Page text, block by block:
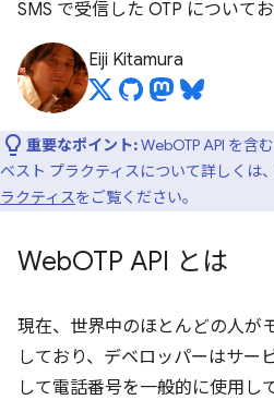
SMS で受信した OTP について
Eiji Kitamura
重要なポイント:WebOTP API を含
ベスト プラクティスについて詳しくは、
ラクティスをご覧ください。
WebOTP API とは
現在、世界中のほとんどの人が
しており、デベロッパーはサー
して電話番号を一般的に使用し